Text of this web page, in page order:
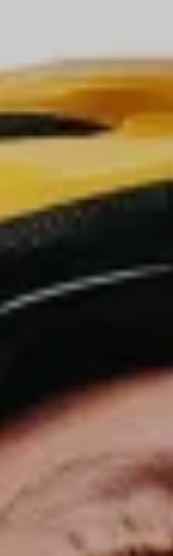
Potřebujete pomoc?